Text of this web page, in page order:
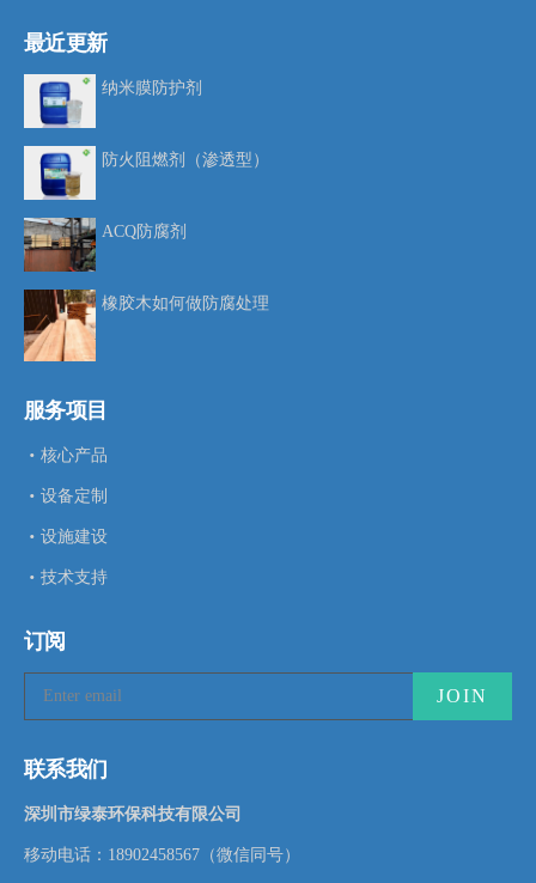
最近更新
纳米膜防护剂
防火阻燃剂（渗透型）
ACQ防腐剂
橡胶木如何做防腐处理
服务项目
核心产品
设备定制
设施建设
技术支持
订阅
联系我们
深圳市绿泰环保科技有限公司
移动电话：18902458567（微信同号）